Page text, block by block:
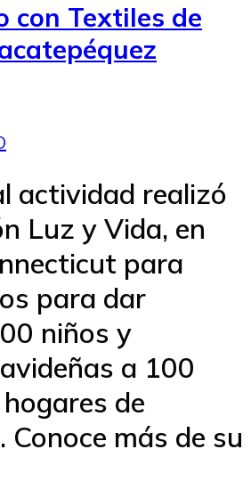
con Textiles de
actividad realizó
Luz y Vida, en
para
para dar
niños y
a 100
de
Conoce más de su